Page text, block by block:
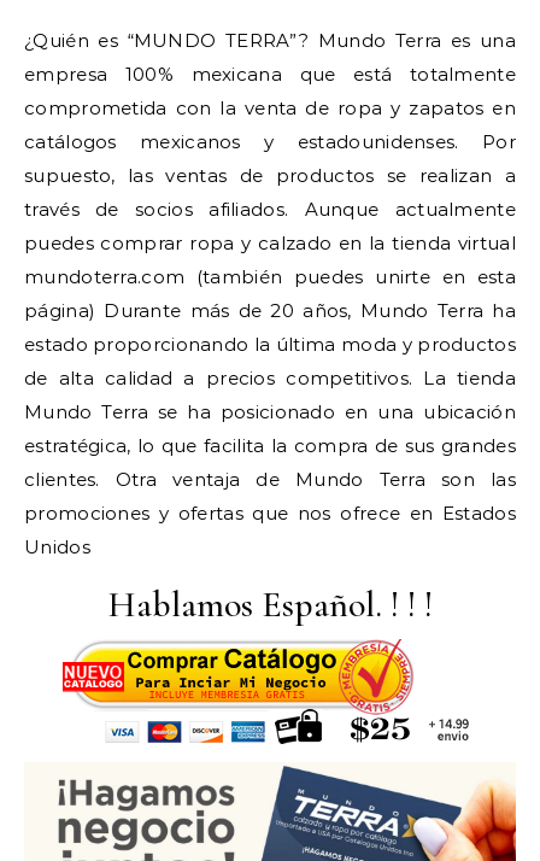
¿Quién es “MUNDO TERRA”? Mundo Terra es una
empresa 100% mexicana que está totalmente
comprometida con la venta de ropa y zapatos en
catálogos mexicanos y estadounidenses. Por
supuesto, las ventas de productos se realizan a
través de socios afiliados. Aunque actualmente
puedes comprar ropa y calzado en la tienda virtual
mundoterra.com (también puedes unirte en esta
página) Durante más de 20 años, Mundo Terra ha
estado proporcionando la última moda y productos
de alta calidad a precios competitivos. La tienda
Mundo Terra se ha posicionado en una ubicación
estratégica, lo que facilita la compra de sus grandes
clientes. Otra ventaja de Mundo Terra son las
promociones y ofertas que nos ofrece en Estados
Unidos
Hablamos Español. ! ! !